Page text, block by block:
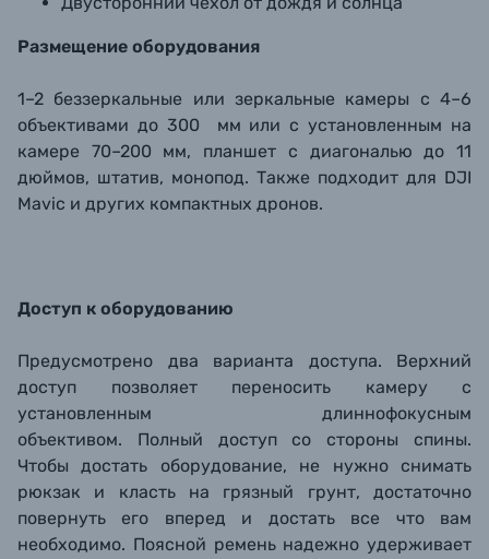
Размещение оборудования
1–2 беззеркальные или зеркальные камеры с 4–6
объективами до 300 мм или с установленным на
камере 70–200 мм, планшет с диагональю до 11
дюймов, штатив, монопод. Также подходит для DJI
Mavic и других компактных дронов.
Доступ к оборудованию
Предусмотрено два варианта доступа. Верхний
доступ позволяет переносить камеру с
установленным длиннофокусным
объективом. Полный доступ со стороны спины.
Чтобы достать оборудование, не нужно снимать
рюкзак и класть на грязный грунт, достаточно
повернуть его вперед и достать все что вам
необходимо. Поясной ремень надежно удерживает